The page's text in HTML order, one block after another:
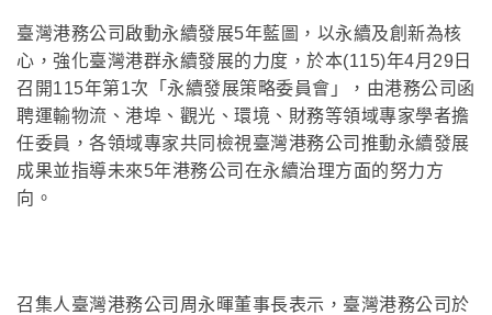
臺灣港務公司啟動永續發展5年藍圖，以永續及創新為核
心，強化臺灣港群永續發展的力度，於本(115)年4月29日
召開115年第1次「永續發展策略委員會」，由港務公司函
聘運輸物流、港埠、觀光、環境、財務等領域專家學者擔
任委員，各領域專家共同檢視臺灣港務公司推動永續發展
成果並指導未來5年港務公司在永續治理方面的努力方
向。
召集人臺灣港務公司周永暉董事長表示，臺灣港務公司於